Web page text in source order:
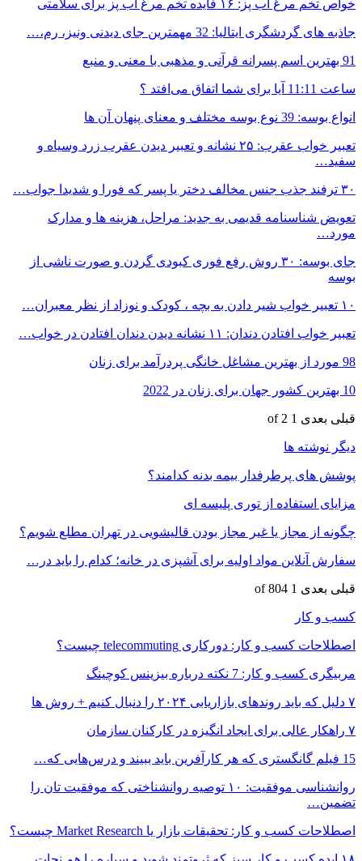
خواص تخم مرغ آب پز: ۱۶ فایده تخم مرغ آب پز برای سلامتی
جاذبه های گردشگری ایتالیا: 32 مهمترین جای دیدنی ونیز، رم،…
91 بهترین اسم پسرانه قرآنی و مذهبی با معنی و منبع
ساعت 11:11 آیا برای شما اتفاق می‌افتد ؟
انواع بوسه: 39 نوع بوسه مختلف و معنای پنهان آن ها
تعبیر خواب عقرب: ۲۵ نشانه و تعبیر دیدن عقرب زرد وسیاه و
سفید…
۳۰ ترفند جذب جنس مخالف دختر یا پسر که فورا و شدیدا جواب…
تعویض شناسنامه قدیمی به جدید: مراحل، هزینه ها و مدارک
مورد…
جای بوسه: ۳۰ روش رفع فوری کبودی گردن و صورت ناشی از
بوسه
۱۰ تعبیر خواب شیر دادن به بچه ، کودک و نوزاد از نظر معبران…
تعبیر خواب افتادن دندان: ۱۱ نشانه دیدن دندان افتادن در خواب…
98 مورد از بهترین مشاغل خانگی پردرآمد برای زنان
10 بهترین کشور جهان برای زنان در 2022
قبلی بعدی 1 of 2
دیگر نوشته ها
پوشش های پرطرفدار بیمه بدنه کدامند؟
مزایای استفاده از توری پلیسه ای
چگونه از مجاز یا غیر مجاز بودن قالیشویی در تهران مطلع شویم؟
سفارش آنلاین مواد اولیه برای آشپزی در خانه؛ کدام را باید در…
قبلی بعدی 1 of 804
کسب و کار
اصطلاحات کسب و کار: دورکاری telecommuting چیست؟
مربیگری کسب و کار: 7 نکته درباره بیزینس کوچینگ
۷ دلیل که باید روندهای بازاریابی ۲۰۲۴ را دنبال کنیم + روش ها
۷ راهکار عالی برای ایجاد انگیزه در کارکنان سازمان
15 فیلم گانگستری که هر کارآفرین باید ببیند و درس‌هایی که…
روانشناسی موفقیت: ۱۰ توصیه روانشناختی که موفقیت تان را
تضمین…
اصطلاحات کسب و کار: تحقیقات بازار یا Market Research چیست؟